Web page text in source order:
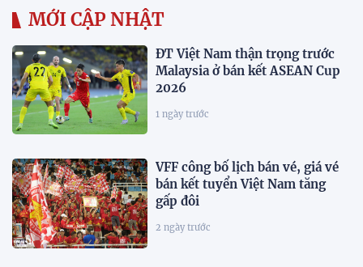
MỚI CẬP NHẬT
ĐT Việt Nam thận trọng trước
Malaysia ở bán kết ASEAN Cup
2026
1 ngày trước
VFF công bố lịch bán vé, giá vé
bán kết tuyển Việt Nam tăng
gấp đôi
2 ngày trước